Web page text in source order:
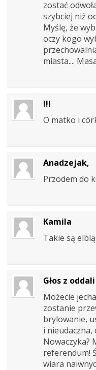
zostać
szybciej niż
Myślę, że
oczy kogo
miasta....
!!!
O matko i
Anadzejak,
Przodem do
Kamila
Takie są
Głos z oddali
Możecie
zostanie
brylowanie,
i nieudaczna,
Nowaczyka?
referendum!
wiara